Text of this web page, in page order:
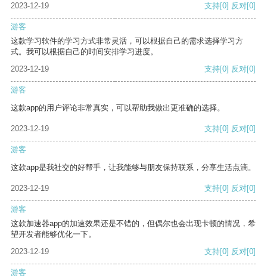
2023-12-19 支持[0] 反对[0]
游客
这款学习软件的学习方式非常灵活，可以根据自己的需求选择学习方
式。我可以根据自己的时间安排学习进度。
2023-12-19
支持[0] 反对[0]
游客
这款app的用户评论非常真实，可以帮助我做出更准确的选择。
2023-12-19 支持[0] 反对[0]
游客
这款app是我社交的好帮手，让我能够与朋友保持联系，分享生活点滴。
2023-12-19 支持[0] 反对[0]
游客
这款加速器app的加速效果还是不错的，但偶尔也会出现卡顿的情况，希
望开发者能够优化一下。
2023-12-19
支持[0] 反对[0]
游客